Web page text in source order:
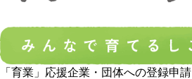
「育業」応援企業・団体への登録申請